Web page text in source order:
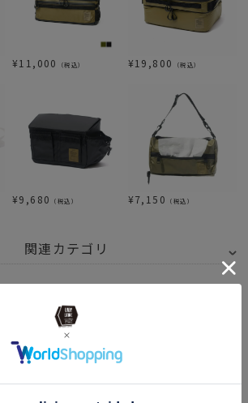
¥11,000 （税込） ¥19,800 （税込）
¥9,680 （税込） ¥7,150 （税込）
関連カテゴリ
キャンプ用品 キッチンツール
定セール】この週末がラストチャンス！
ャンプ用品 クーラーボックス ソフトクーラー